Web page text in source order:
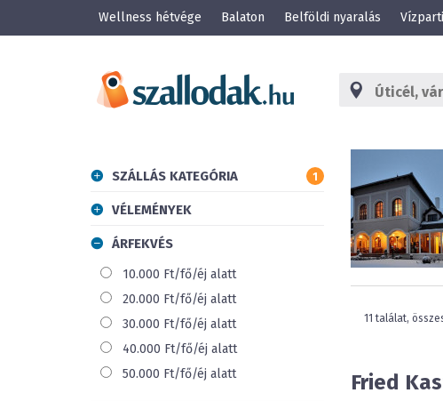
Wellness hétvége Balaton Belföldi nyaralás
SZÁLLÁS KATEGÓRIA 1
VÉLEMÉNYEK
ÁRFEKVÉS
10.000 Ft/fő/éj alatt
20.000 Ft/fő/éj alatt
30.000 Ft/fő/éj alatt
40.000 Ft/fő/éj alatt
50.000 Ft/fő/éj alatt
11 találat,
Fried